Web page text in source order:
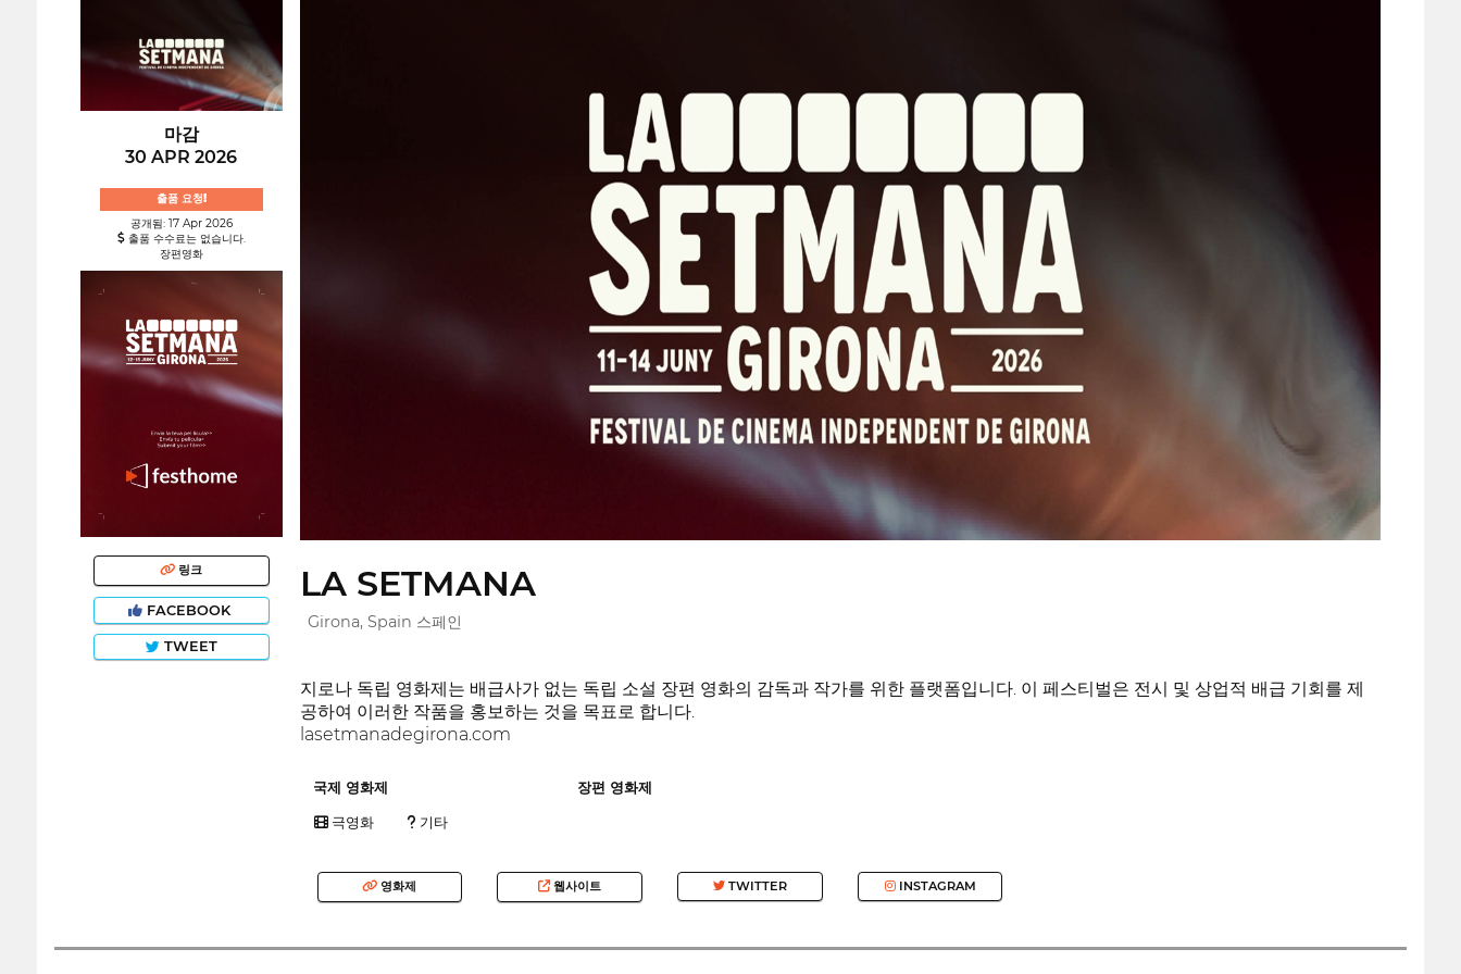
마감
30 APR 2026
출품 요청!
공개됨: 17 Apr 2026
출품 수수료는 없습니다.
장편영화
링크
FACEBOOK
TWEET
LA SETMANA
Girona, Spain 스페인
지로나 독립 영화제는 배급사가 없는 독립 소설 장편 영화의 감독과 작가를 위한 플랫폼입니다. 이 페스티벌은 전시 및 상업적 배급 기회를 제
공하여 이러한 작품을 홍보하는 것을 목표로 합니다.
lasetmanadegirona.com
국제 영화제 장편 영화제
극영화 기타
영화제 웹사이트 TWITTER INSTAGRAM